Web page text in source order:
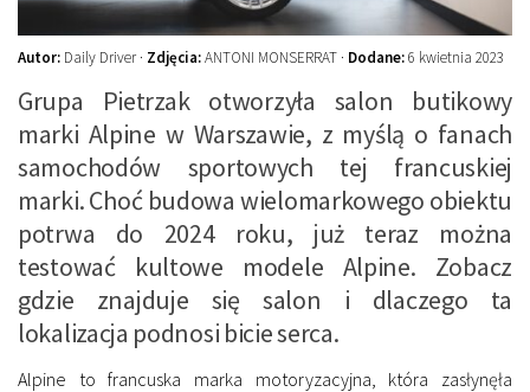
Autor: Daily Driver · Zdjęcia:ANTONI MONSERRAT · Dodane:6 kwietnia 2023
Grupa Pietrzak otworzyła salon butikowy
marki Alpine w Warszawie, z myślą o fanach
samochodów sportowych tej francuskiej
marki. Choć budowa wielomarkowego obiektu
potrwa do 2024 roku, już teraz można
testować kultowe modele Alpine. Zobacz
gdzie znajduje się salon i dlaczego ta
lokalizacja podnosi bicie serca.
Alpine to francuska marka motoryzacyjna, która zasłynęła